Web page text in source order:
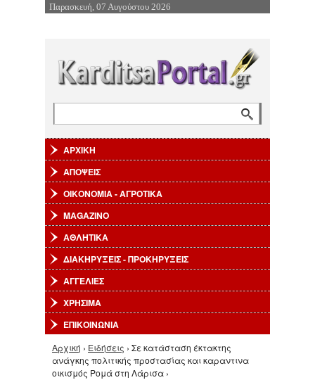
Επιστροφή στην Πλοήγηση
Παρασκευή, 07 Αυγούστου 2026
ΑΡΧΙΚΗ
ΑΠΟΨΕΙΣ
ΟΙΚΟΝΟΜΙΑ - ΑΓΡΟΤΙΚΑ
MAGAZINO
ΑΘΛΗΤΙΚΑ
ΔΙΑΚΗΡΥΞΕΙΣ - ΠΡΟΚΗΡΥΞΕΙΣ
ΑΓΓΕΛΙΕΣ
ΧΡΗΣΙΜΑ
ΕΠΙΚΟΙΝΩΝΙΑ
Είστε εδώ
Αρχική › Ειδήσεις › Σε κατάσταση έκτακτης
ανάγκης πολιτικής προστασίας και καραντινα
οικισμός Ρομά στη Λάρισα ›